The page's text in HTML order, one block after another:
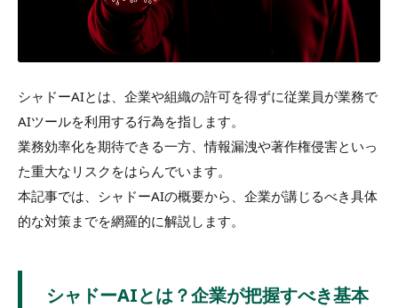
シャドーAIとは、企業や組織の許可を得ずに従業員が業務で
AIツールを利用する行為を指します。
業務効率化を期待できる一方、情報漏洩や著作権侵害といっ
た重大なリスクをはらんでいます。
本記事では、シャドーAIの概要から、企業が講じるべき具体
的な対策までを網羅的に解説します。
シャドーAIとは？企業が把握すべき基本